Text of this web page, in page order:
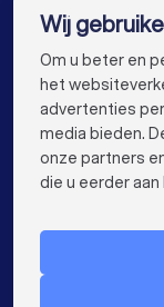
Coaches in
Coaches
Coaches in
Coaches in
Coaches in
VOOR
Wij
Om u beter en
het
advertenties
media bieden.
onze partners
die u eerder